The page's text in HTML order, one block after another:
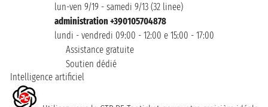
lun-ven 9/19 - samedi 9/13 (32 linee)
administration +390105704878
lundi - vendredi 09:00 - 12:00 e 15:00 - 17:00
Assistance gratuite
Soutien dédié
Intelligence artificiel